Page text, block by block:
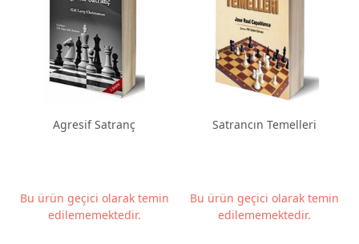
Agresif Satranç
Bu ürün geçici olarak temin
edilememektedir.
Satrancın Temelleri
Bu ürün geçici olarak temin
edilememektedir.